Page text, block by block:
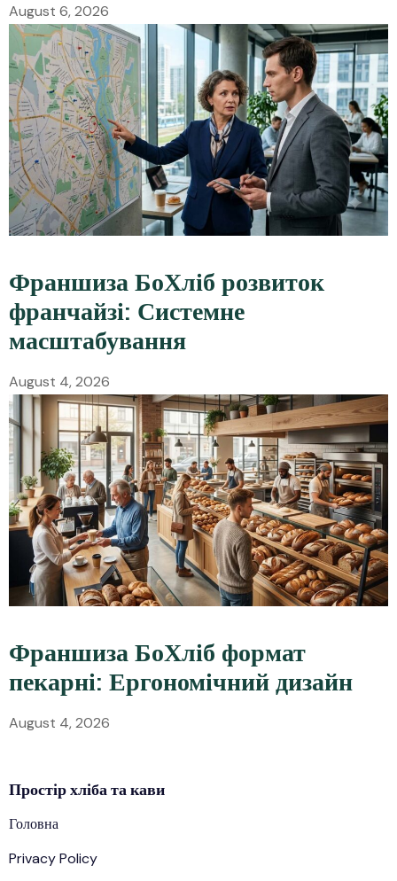
August 6, 2026
Франшиза БоХліб розвиток
франчайзі: Системне
масштабування
August 4, 2026
Франшиза БоХліб формат
пекарні: Ергономічний дизайн
August 4, 2026
Простірхлібата кави
Головна
Privacy Policy